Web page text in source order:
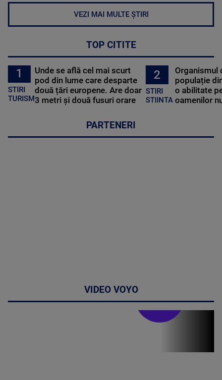
VEZI MAI MULTE ȘTIRI
TOP CITITE
1
STIRI
TURISM
Unde se află cel mai scurt
pod din lume care desparte
două țări europene. Are doar
3 metri și două fusuri orare
2
STIRI
STIINTA
Organismul
populație
o abilitate
oamenilor
PARTENERI
VIDEO VOYO